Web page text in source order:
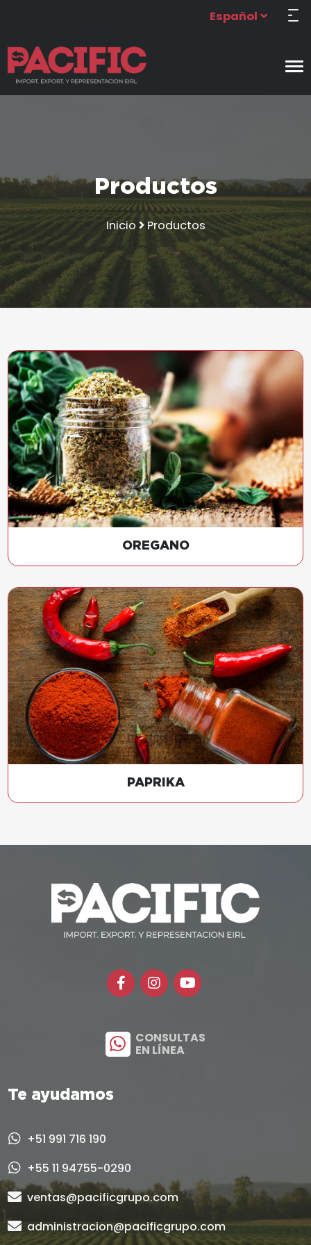
Español
Productos
Inicio Productos
OREGANO
PAPRIKA
CONSULTAS
EN LÍNEA
Te ayudamos
+51 991 716 190
+55 11 94755-0290
ventas@pacificgrupo.com
administracion@pacificgrupo.com